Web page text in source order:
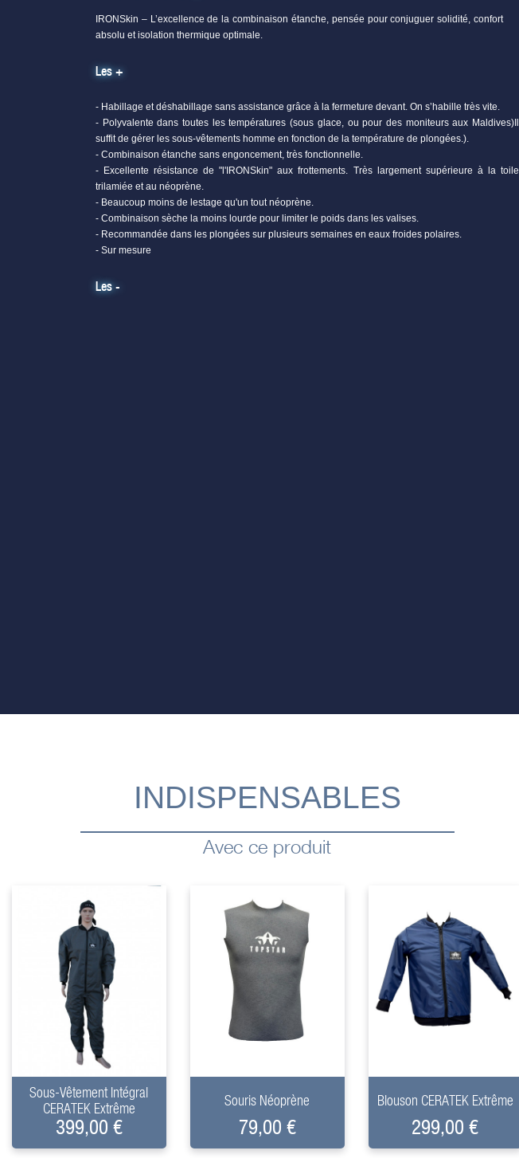
IRONSkin – L’excellence de la combinaison étanche, pensée pour conjuguer solidité, confort
absolu et isolation thermique optimale.
Les +
- Habillage et déshabillage sans assistance grâce à la fermeture devant. On s’habille très vite.
- Polyvalente dans toutes les températures (sous glace, ou pour des moniteurs aux Maldives)Il
suffit de gérer les sous-vêtements homme en fonction de la température de plongées.).
- Combinaison étanche sans engoncement, très fonctionnelle.
- Excellente résistance de "l'IRONSkin" aux frottements. Très largement supérieure à la toile
trilamiée et au néoprène.
- Beaucoup moins de lestage qu'un tout néoprène.
- Combinaison sèche la moins lourde pour limiter le poids dans les valises.
- Recommandée dans les plongées sur plusieurs semaines en eaux froides polaires.
- Sur mesure
Les -
INDISPENSABLES
Avec ce produit
+
Sous-Vêtement Intégral
CERATEK Extrême
399,00 €
+
Souris Néoprène
79,00 €
+
Blouson CERATEK Extrême
299,00 €